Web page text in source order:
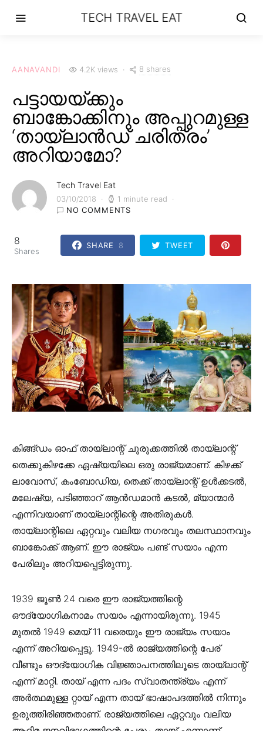
TECH TRAVEL EAT
AANAVANDI 4.2K views 8 shares
പട്ടായയ്ക്കും
ബാങ്കോക്കിനും അപ്പുറമുള്ള
‘തായ്‌ലാൻഡ് ചരിത്രം’
അറിയാമോ?
Tech Travel Eat
03/10/2018
1 minute read
NO COMMENTS
8
Shares
SHARE 8 TWEET
കിങ്ങ്ഡം ഓഫ് തായ്‌ലാന്റ് ചുരുക്കത്തിൽ തായ്‌ലാന്റ്
തെക്കുകിഴക്കേ ഏഷ്യയിലെ ഒരു രാജ്യമാണ്. കിഴക്ക്
ലാവോസ്, കംബോഡിയ, തെക്ക് തായ്‌ലാന്റ് ഉൾക്കടൽ,
മലേഷ്യ, പടിഞ്ഞാറ് ആൻഡമാൻ കടൽ, മ്യാന്മാർ
എന്നിവയാണ് തായ്‌ലാന്റിന്റെ അതിരുകൾ.
തായ്‌ലാന്റിലെ ഏറ്റവും വലിയ നഗരവും തലസ്ഥാനവും
ബാങ്കോക്ക് ആണ്. ഈ രാജ്യം പണ്ട് സയാം എന്ന
പേരിലും അറിയപ്പെട്ടിരുന്നു.
1939 ജൂൺ 24 വരെ ഈ രാജ്യത്തിന്റെ
ഔദ്യോഗികനാമം സയാം എന്നായിരുന്നു. 1945
മുതൽ 1949 മെയ് 11 വരെയും ഈ രാജ്യം സയാം
എന്ന് അറിയപ്പെട്ടു. 1949-ൽ രാജ്യത്തിന്റെ പേര്
വീണ്ടും ഔദ്യോഗിക വിജ്ഞാപനത്തിലൂടെ തായ്‌ലാന്റ്
എന്ന് മാറ്റി. തായ് എന്ന പദം സ്വാതന്ത്ര്യം എന്ന്
അർത്ഥമുള്ള റ്റായ് എന്ന തായ് ഭാഷാപദത്തിൽ നിന്നും
ഉരുത്തിരിഞ്ഞതാണ്. രാജ്യത്തിലെ ഏറ്റവും വലിയ